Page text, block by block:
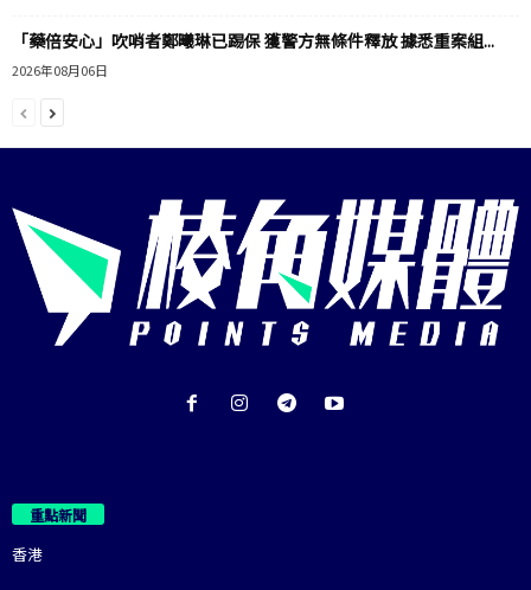
「藥倍安心」吹哨者鄭曦琳已踢保 獲警方無條件釋放 據悉重案組...
2026年08月06日
重點新聞
香港